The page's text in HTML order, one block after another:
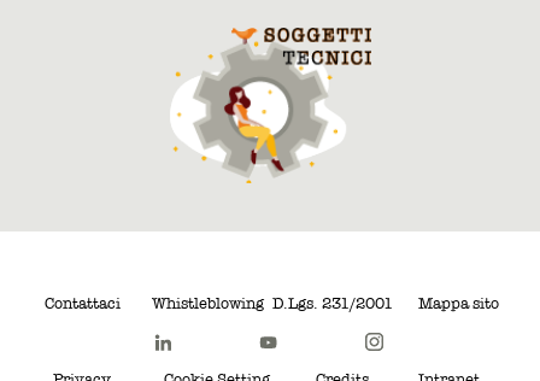
Contattaci Whistleblowing D.Lgs. 231/2001 Mappa sito